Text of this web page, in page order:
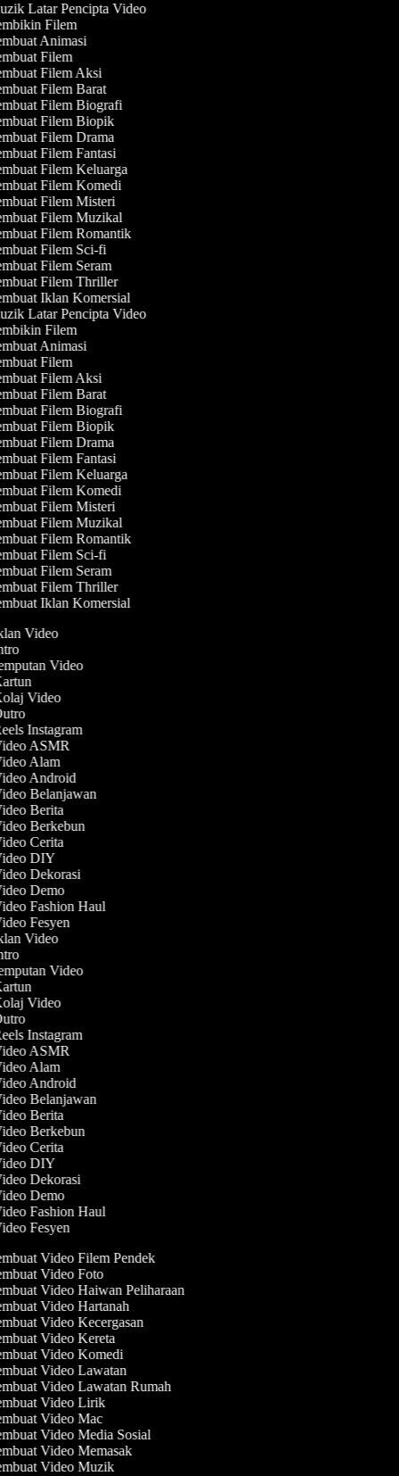
Latar Pencipta Video
Filem
Animasi
Filem
Filem Aksi
Filem Barat
Filem Biografi
Filem Biopik
Filem Drama
Filem Fantasi
Filem Keluarga
Filem Komedi
Filem Misteri
Filem Muzikal
Filem Romantik
Filem Sci-fi
Filem Seram
Filem Thriller
Iklan Komersial
Latar Pencipta Video
Filem
Animasi
Filem
Filem Aksi
Filem Barat
Filem Biografi
Filem Biopik
Filem Drama
Filem Fantasi
Filem Keluarga
Filem Komedi
Filem Misteri
Filem Muzikal
Filem Romantik
Filem Sci-fi
Filem Seram
Filem Thriller
Iklan Komersial
Video
Video
Video
Instagram
ASMR
Alam
Android
Belanjawan
Berita
Berkebun
Cerita
DIY
Dekorasi
Demo
Fashion Haul
Fesyen
Video
Video
Video
Instagram
ASMR
Alam
Android
Belanjawan
Berita
Berkebun
Cerita
DIY
Dekorasi
Demo
Fashion Haul
Fesyen
Video Filem Pendek
Video Foto
Video Haiwan Peliharaan
Video Hartanah
Video Kecergasan
Video Kereta
Video Komedi
Video Lawatan
Video Lawatan Rumah
Video Lirik
Video Mac
Video Media Sosial
Video Memasak
Video Muzik